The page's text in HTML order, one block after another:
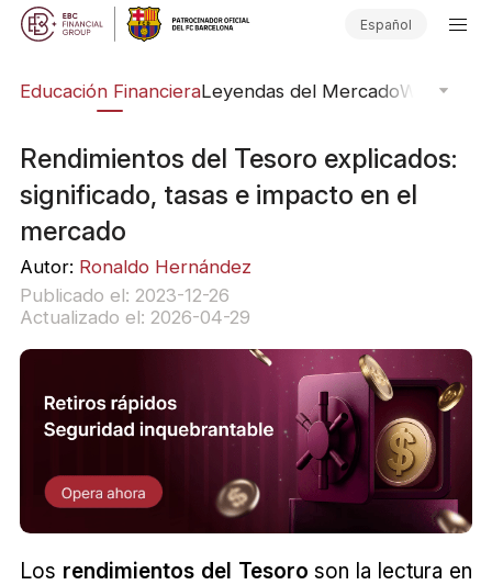
Español
Educación FinancieraLeyendas del MercadoWebinars
Rendimientos del Tesoro explicados:
significado, tasas e impacto en el
mercado
Autor: Ronaldo Hernández
Publicado el: 2023-12-26
Actualizado el: 2026-04-29
Los rendimientos del Tesoro son la lectura en